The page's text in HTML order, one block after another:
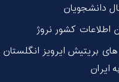
دانشجویان
اطلاعات کشور نروژ
های بریتیش ایرویز
ایران